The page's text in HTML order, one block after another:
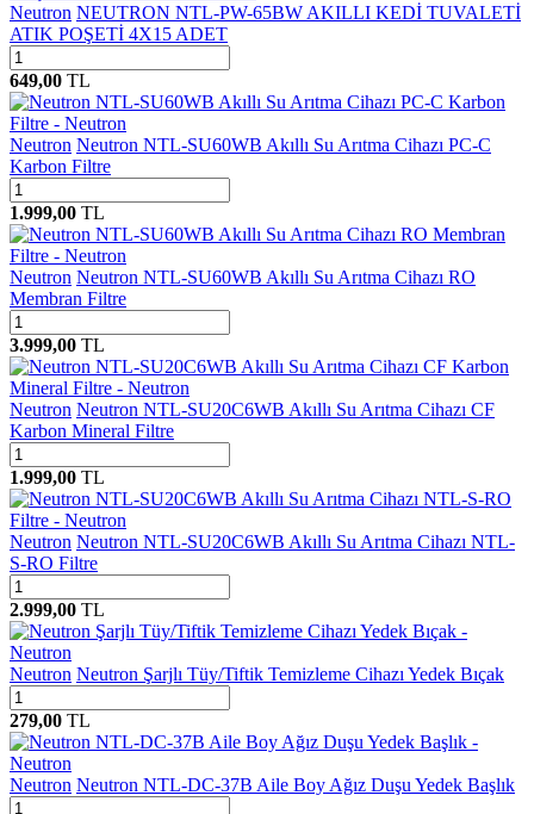
Neutron NEUTRON NTL-PW-65BW AKILLI KEDİ TUVALETİ
ATIK POŞETİ 4X15 ADET
649,00 TL
Neutron Neutron NTL-SU60WB Akıllı Su Arıtma Cihazı PC-C
Karbon Filtre
1.999,00 TL
Neutron Neutron NTL-SU60WB Akıllı Su Arıtma Cihazı RO
Membran Filtre
3.999,00 TL
Neutron Neutron NTL-SU20C6WB Akıllı Su Arıtma Cihazı CF
Karbon Mineral Filtre
1.999,00 TL
Neutron Neutron NTL-SU20C6WB Akıllı Su Arıtma Cihazı NTL-
S-RO Filtre
2.999,00 TL
Neutron Neutron Şarjlı Tüy/Tiftik Temizleme Cihazı Yedek Bıçak
279,00 TL
Neutron Neutron NTL-DC-37B Aile Boy Ağız Duşu Yedek Başlık